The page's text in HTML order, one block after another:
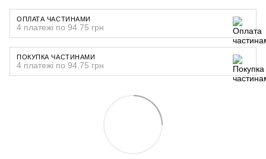
ОПЛАТА ЧАСТИНАМИ
4 платежі по 94.75 грн
ПОКУПКА ЧАСТИНАМИ
4 платежі по 94.75 грн